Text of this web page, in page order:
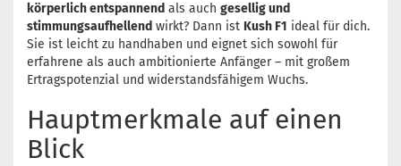
körperlich entspannend als auch gesellig und
stimmungsaufhellend wirkt? Dann ist Kush F1 ideal für dich.
Sie ist leicht zu handhaben und eignet sich sowohl für
erfahrene als auch ambitionierte Anfänger – mit großem
Ertragspotenzial und widerstandsfähigem Wuchs.
Hauptmerkmale auf einen
Blick